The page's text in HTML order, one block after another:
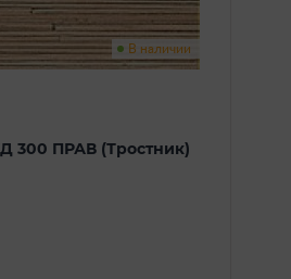
В наличии
300 ПРАВ (Тростник)